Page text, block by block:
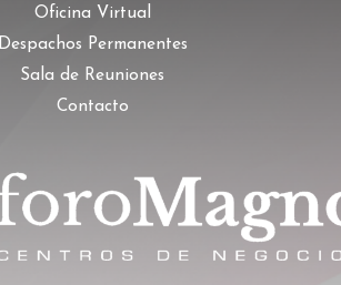
Oficina Virtual
Despachos Permanentes
Sala de Reuniones
Contacto